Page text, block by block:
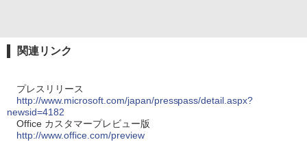
関連リンク
プレスリリース
http://www.microsoft.com/japan/presspass/detail.aspx?
newsid=4182
Office カスタマープレビュー版
http://www.office.com/preview